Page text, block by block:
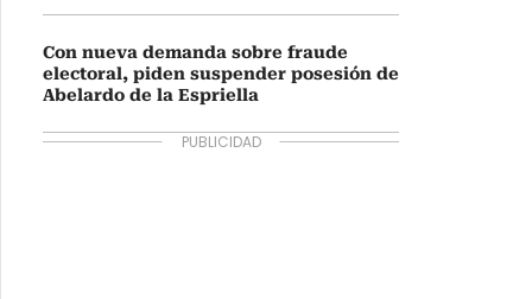
Con nueva demanda sobre fraude
electoral, piden suspender posesión de
Abelardo de la Espriella